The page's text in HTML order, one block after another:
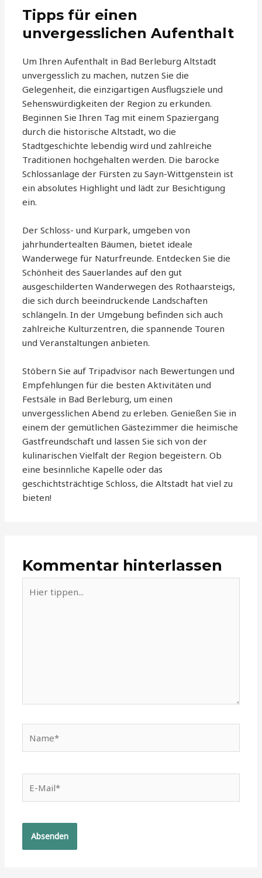
Tipps für einen
unvergesslichen Aufenthalt
Um Ihren Aufenthalt in Bad Berleburg Altstadt
unvergesslich zu machen, nutzen Sie die
Gelegenheit, die einzigartigen Ausflugsziele und
Sehenswürdigkeiten der Region zu erkunden.
Beginnen Sie Ihren Tag mit einem Spaziergang
durch die historische Altstadt, wo die
Stadtgeschichte lebendig wird und zahlreiche
Traditionen hochgehalten werden. Die barocke
Schlossanlage der Fürsten zu Sayn-Wittgenstein ist
ein absolutes Highlight und lädt zur Besichtigung
ein.
Der Schloss- und Kurpark, umgeben von
jahrhundertealten Bäumen, bietet ideale
Wanderwege für Naturfreunde. Entdecken Sie die
Schönheit des Sauerlandes auf den gut
ausgeschilderten Wanderwegen des Rothaarsteigs,
die sich durch beeindruckende Landschaften
schlängeln. In der Umgebung befinden sich auch
zahlreiche Kulturzentren, die spannende Touren
und Veranstaltungen anbieten.
Stöbern Sie auf Tripadvisor nach Bewertungen und
Empfehlungen für die besten Aktivitäten und
Festsäle in Bad Berleburg, um einen
unvergesslichen Abend zu erleben. Genießen Sie in
einem der gemütlichen Gästezimmer die heimische
Gastfreundschaft und lassen Sie sich von der
kulinarischen Vielfalt der Region begeistern. Ob
eine besinnliche Kapelle oder das
geschichtsträchtige Schloss, die Altstadt hat viel zu
bieten!
Kommentar hinterlassen
tippen...
Mail*